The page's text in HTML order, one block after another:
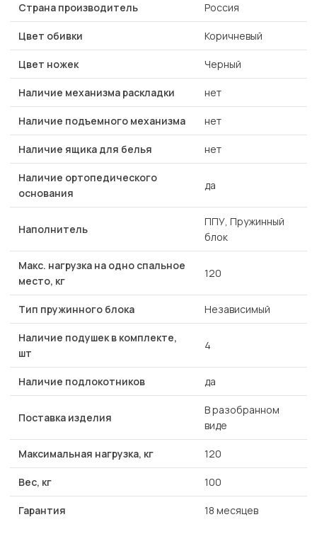
Страна производитель Россия
Цвет обивки Коричневый
Цвет ножек Черный
Наличие механизма раскладки нет
Наличие подъемного механизма нет
Наличие ящика для белья нет
Наличие ортопедического
основания
да
Наполнитель
ППУ, Пружинный
блок
Макс. нагрузка на одно спальное
место, кг
120
Тип пружинного блока Независимый
Наличие подушек в комплекте,
шт
4
Наличие подлокотников да
Поставка изделия
В разобранном
виде
Максимальная нагрузка, кг 120
Вес, кг 100
Гарантия 18 месяцев